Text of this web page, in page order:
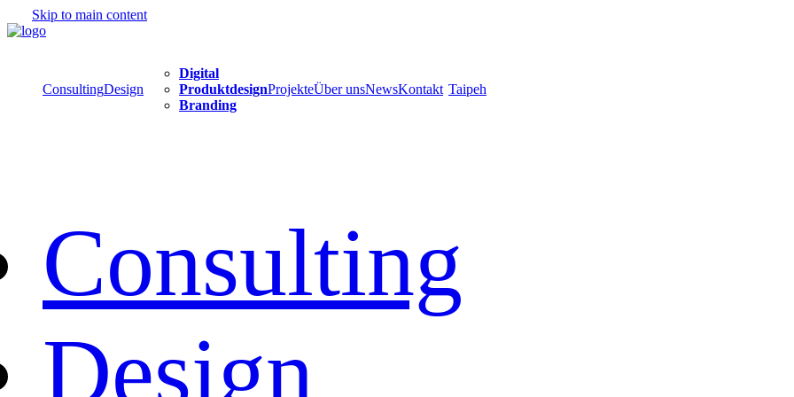
Skip to main content
ConsultingDesign
Digital
Produktdesign
Branding
ProjekteÜber unsNewsKontakt Taipeh
Consulting
Design